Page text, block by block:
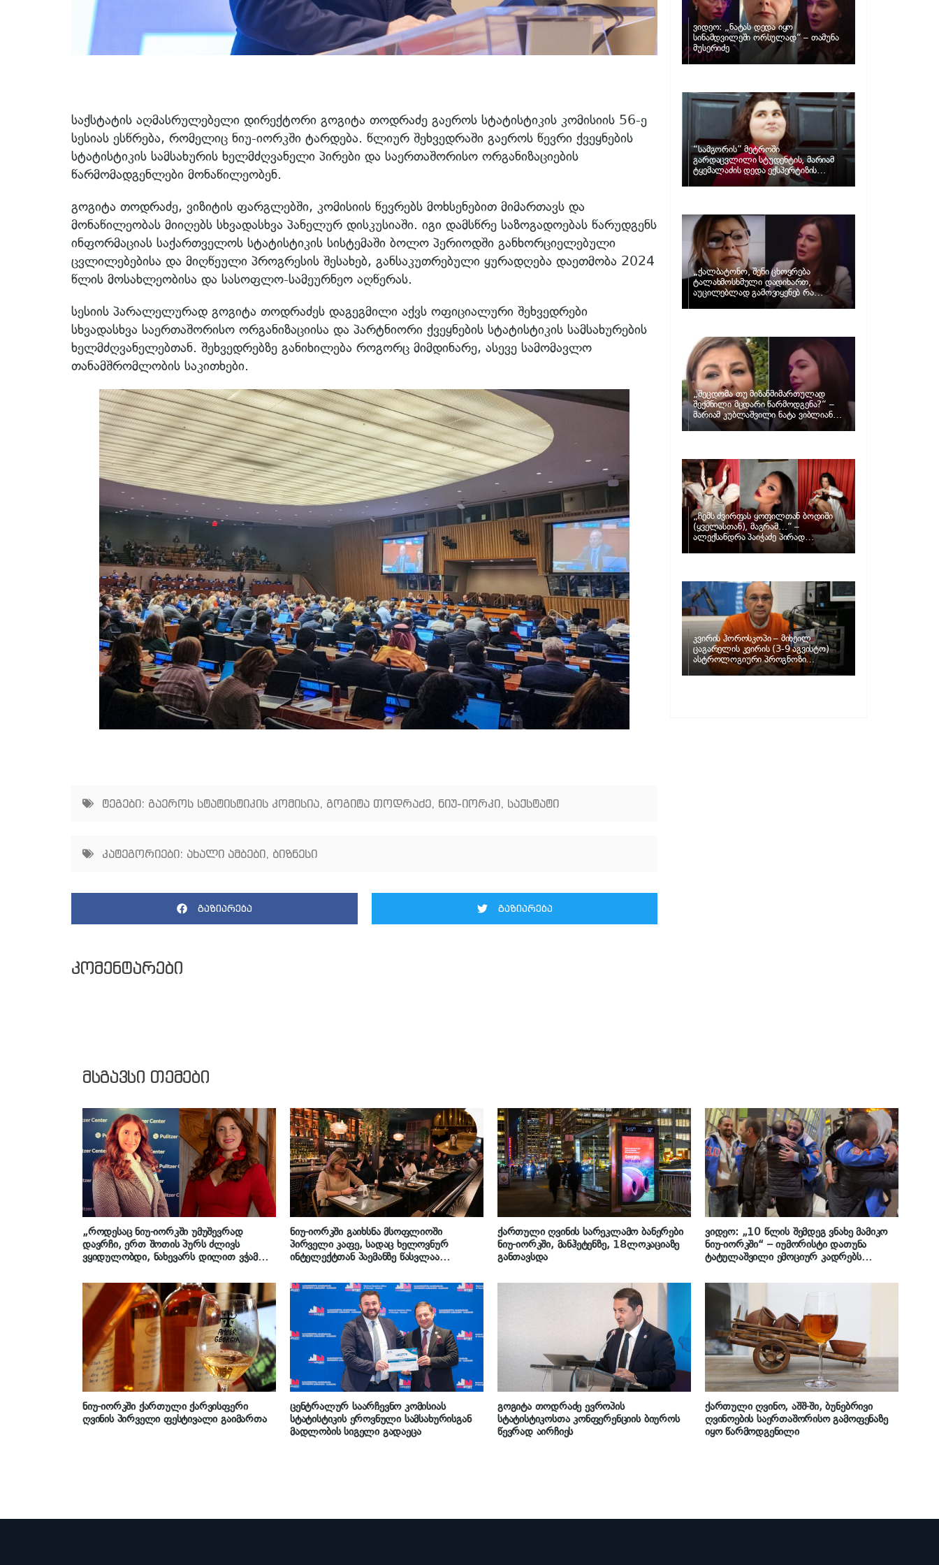
საქსტატის აღმასრულებელი დირექტორი გოგიტა თოდრაძე გაეროს სტატისტიკის კომისიის 56-ე
სესიას ესწრება, რომელიც ნიუ-იორკში ტარდება. წლიურ შეხვედრაში გაეროს წევრი ქვეყნების
სტატისტიკის სამსახურის ხელმძღვანელი პირები და საერთაშორისო ორგანიზაციების
წარმომადგენლები მონაწილეობენ.
გოგიტა თოდრაძე, ვიზიტის ფარგლებში, კომისიის წევრებს მოხსენებით მიმართავს და
მონაწილეობას მიიღებს სხვადასხვა პანელურ დისკუსიაში. იგი დამსწრე საზოგადოებას წარუდგენს
ინფორმაციას საქართველოს სტატისტიკის სისტემაში ბოლო პერიოდში განხორციელებული
ცვლილებებისა და მიღწეული პროგრესის შესახებ, განსაკუთრებული ყურადღება დაეთმობა 2024
წლის მოსახლეობისა და სასოფლო-სამეურნეო აღწერას.
სესიის პარალელურად გოგიტა თოდრაძეს დაგეგმილი აქვს ოფიციალური შეხვედრები
სხვადასხვა საერთაშორისო ორგანიზაციისა და პარტნიორი ქვეყნების სტატისტიკის სამსახურების
ხელმძღვანელებთან. შეხვედრებზე განიხილება როგორც მიმდინარე, ასევე სამომავლო
თანამშრომლობის საკითხები.
ტეგები: გაეროს სტატისტიკის კომისია, გოგიტა თოდრაძე, ნიუ-იორკი, საქსტატი
კატეგორიები: ახალი ამბები, ბიზნესი
გაზიარება გაზიარება
კომენტარები
ვიდეო: „ნატას დედა იყო
სინამდვილეში ორსულად“ – თამუნა
მუსერიძე
“სამგორის” მეტროში
გარდაცვლილი სტუდენტის, მარიამ
ტყემალაძის დედა ექსპერტიზის
პასუხს აქვეყნებს – რა გახდა გოგონას
„ქალბატონო, შენი ცხოვრება
ტალახმოსხმული დადიხართ,
აუცილებლად გამოვიყენებ რა
ინფორმაციაც მაქვს“… – რა
„შეცდომა თუ მიზანმიმართულად
შექმნილი მცდარი წარმოდგენა?“ –
მარიამ კუბლაშვილი ნატა ვიბლიანის
საქმეზე ვიდეომიმართვას ავრცელებს
„ჩემს ძვირფას ყოფილთან ბოდიში
(ყველასთან), მაგრამ…“ –
ალექსანდრა პაიჭაძე პირად
კვირის ჰოროსკოპი – მიხეილ
ცაგარელის კვირის (3-9 აგვისტო)
ასტროლოგიური პროგნოზი
ზოდიაქოს ნიშნებისთვის
მსგავსი თემები
„როდესაც ნიუ-იორკში უმუშევრად
დავრჩი, ერთ შოთის პურს ძლივს
ვყიდულობდი, ნახევარს დილით ვჭამდი,
გაკეთებული სიკეთე ღმერთმა ასმაგად
დაუბრუნა“ – რა გაიხსენა ამერიკაში
მცხოვრებმა ემიგრანტმა, ცისნამი
საყვარლიშვილმა
ნიუ-იორკში გაიხსნა მსოფლიოში
პირველი კაფე, სადაც ხელოვნურ
ინტელექტთან პაემანზე წასვლაა
ქართული ღვინის სარეკლამო ბანერები
ნიუ-იორკში, მანჰეტენზე, 18ლოკაციაზე
განთავსდა
ვიდეო: „10 წლის შემდეგ ვნახე მამიკო
ნიუ-იორკში“ – იუმორისტი დათუნა
ტატულაშვილი ემოციურ კადრებს
ნიუ-იორკში ქართული ქარვისფერი
ღვინის პირველი ფესტივალი გაიმართა
ცენტრალურ საარჩევნო კომისიას
სტატისტიკის ეროვნული სამსახურისგან
მადლობის სიგელი გადაეცა
გოგიტა თოდრაძე ევროპის
სტატისტიკოსთა კონფერენციის ბიუროს
წევრად აირჩიეს
ქართული ღვინო, აშშ-ში, ბუნებრივი
ღვინოების საერთაშორისო გამოფენაზე
იყო წარმოდგენილი